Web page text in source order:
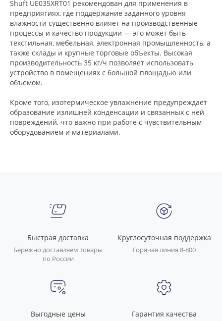
Shuft UE035XRT01 рекомендован для применения в
предприятиях, где поддержание заданного уровня
влажности существенно влияет на производственные
процессы и качество продукции — это может быть
текстильная, мебельная, электронная промышленность, а
также склады и крупные торговые объекты. Высокая
производительность 35 кг/ч позволяет использовать
устройство в помещениях с большой площадью или
объемом.
Кроме того, изотермическое увлажнение предупреждает
образование излишней конденсации и связанных с ней
повреждений, что важно при работе с чувствительным
оборудованием и материалами.
Быстрая доставка
Бережно доставляем товары
по России
Круглосуточная поддержка
Горячая линия 8-800
Выгодные цены Гарантия качества